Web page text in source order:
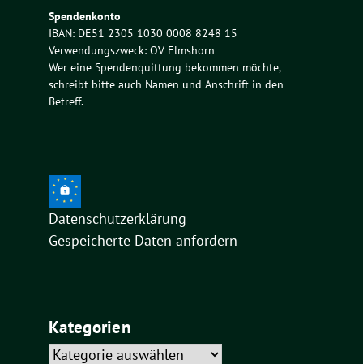
Spendenkonto
IBAN: DE51 2305 1030 0008 8248 15
Verwendungszweck: OV Elmshorn
Wer eine Spendenquittung bekommen möchte,
schreibt bitte auch Namen und Anschrift in den
Betreff.
Datenschutzerklärung
Gespeicherte Daten anfordern
Kategorien
Kategorien